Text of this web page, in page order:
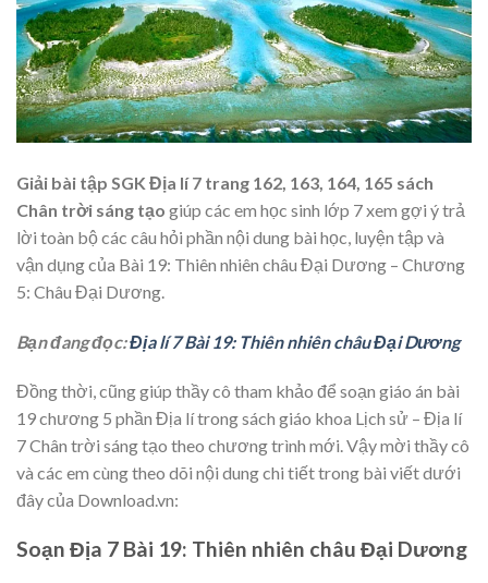
Giải bài tập SGK Địa lí 7 trang 162, 163, 164, 165 sách
Chân trời sáng tạo giúp các em học sinh lớp 7 xem gợi ý trả
lời toàn bộ các câu hỏi phần nội dung bài học, luyện tập và
vận dụng của Bài 19: Thiên nhiên châu Đại Dương – Chương
5: Châu Đại Dương.
Bạn đang đọc:Địa lí 7 Bài 19: Thiên nhiên châu Đại Dương
Đồng thời, cũng giúp thầy cô tham khảo để soạn giáo án bài
19 chương 5 phần Địa lí trong sách giáo khoa Lịch sử – Địa lí
7 Chân trời sáng tạo theo chương trình mới. Vậy mời thầy cô
và các em cùng theo dõi nội dung chi tiết trong bài viết dưới
đây của Download.vn:
Soạn Địa 7 Bài 19: Thiên nhiên châu Đại Dương